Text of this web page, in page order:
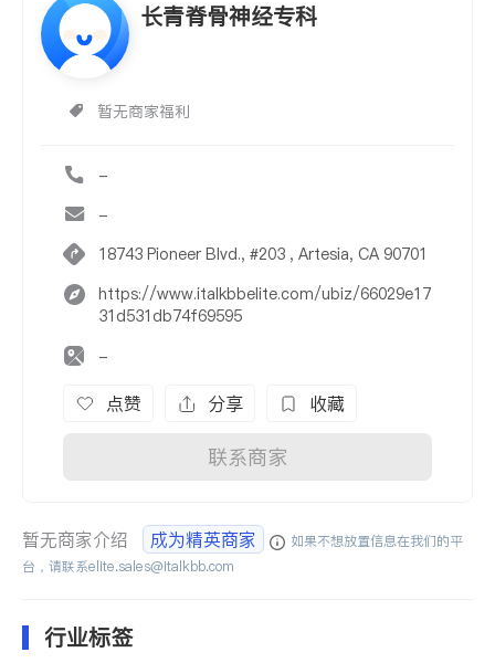
长青脊骨神经专科
暂无商家福利
-
-
18743 Pioneer Blvd., #203 , Artesia, CA 90701
https://www.italkbbelite.com/ubiz/66029e17
31d531db74f69595
-
点赞 分享 收藏
联系商家
暂无商家介绍 成为精英商家
如果不想放置信息在我们的平
台，请联系elite.sales@italkbb.com
行业标签